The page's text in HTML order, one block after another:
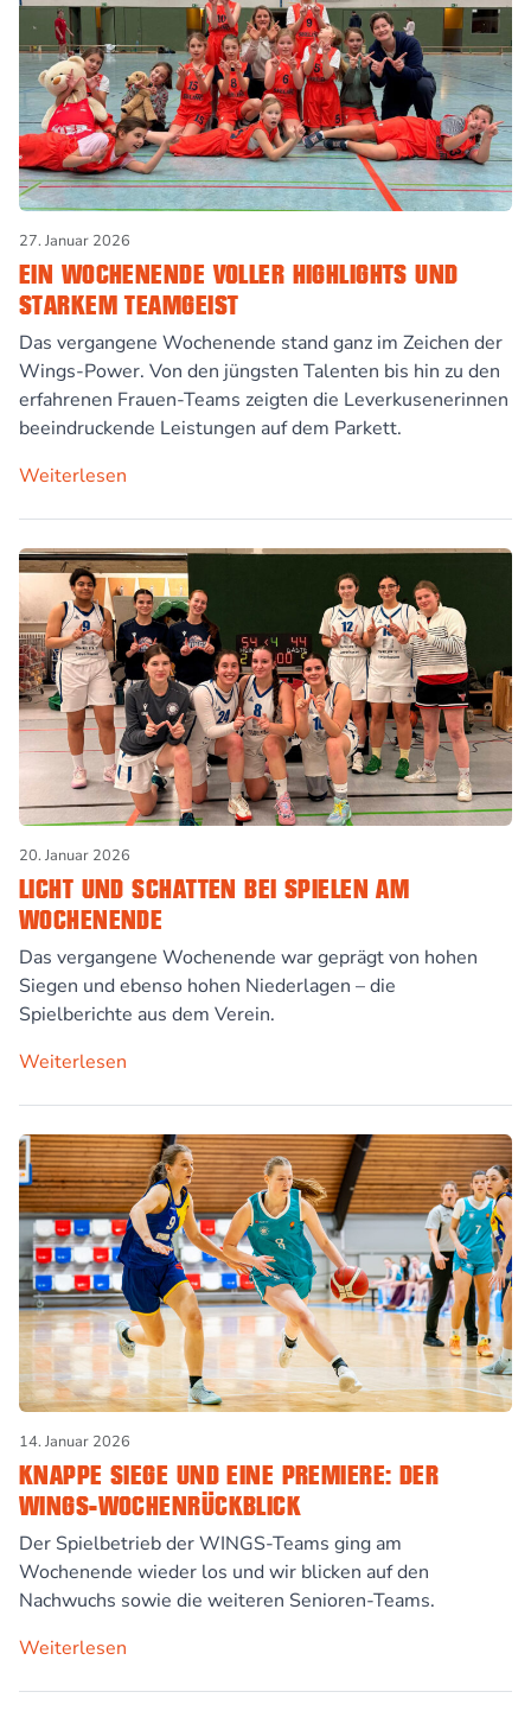
27. Januar 2026
EIN WOCHENENDE VOLLER HIGHLIGHTS UND
STARKEM TEAMGEIST
Das vergangene Wochenende stand ganz im Zeichen der
Wings-Power. Von den jüngsten Talenten bis hin zu den
erfahrenen Frauen-Teams zeigten die Leverkusenerinnen
beeindruckende Leistungen auf dem Parkett.
Weiterlesen
20. Januar 2026
LICHT UND SCHATTEN BEI SPIELEN AM
WOCHENENDE
Das vergangene Wochenende war geprägt von hohen
Siegen und ebenso hohen Niederlagen – die
Spielberichte aus dem Verein.
Weiterlesen
14. Januar 2026
KNAPPE SIEGE UND EINE PREMIERE: DER
WINGS-WOCHENRÜCKBLICK
Der Spielbetrieb der WINGS-Teams ging am
Wochenende wieder los und wir blicken auf den
Nachwuchs sowie die weiteren Senioren-Teams.
Weiterlesen